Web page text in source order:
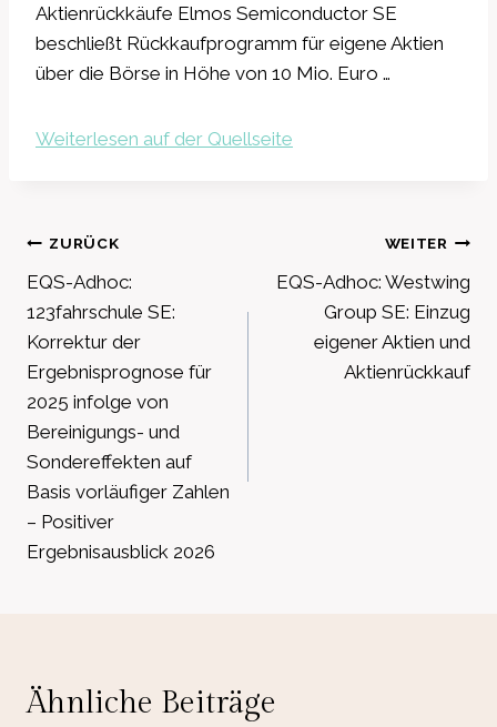
Aktienrückkäufe Elmos Semiconductor SE
beschließt Rückkaufprogramm für eigene Aktien
über die Börse in Höhe von 10 Mio. Euro …
Weiterlesen auf der Quellseite
Beitragsnavigation
ZURÜCK
EQS-Adhoc:
123fahrschule SE:
Korrektur der
Ergebnisprognose für
2025 infolge von
Bereinigungs- und
Sondereffekten auf
Basis vorläufiger Zahlen
– Positiver
Ergebnisausblick 2026
WEITER
EQS-Adhoc: Westwing
Group SE: Einzug
eigener Aktien und
Aktienrückkauf
Ähnliche Beiträge